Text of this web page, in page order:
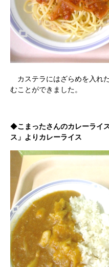
カステラにはざらめを入れ
むことができました。
◆こまったさんのカレーラ
ス」よりカレーライス